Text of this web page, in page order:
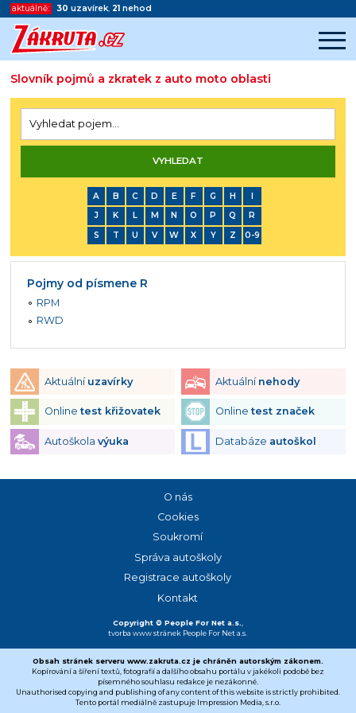
aktuálně: 30 uzavírek, 21 nehod
Slovník pojmů a zkratek z auto moto oblasti
Konec reklamy
A B C D E F G H
I
J
K L M N O P Q
R
S
T U V W X Y Z 0-9
Pojmy od písmene R
RPM
RWD
Aktuální uzavírky Aktuální nehody
Onlinetest křižovatek Onlinetest značek
Autoškola výuka Databáze autoškol
Copyright © People For Net a.s.
tvorba www stránek People For Net a.s.
O nás
Cookies
Soukromí
Správa autoškoly
Registrace autoškoly
Kontakt
Obsah stránek serveru www.zakruta.cz je chráněn autorským zákonem.
Kopírování a šíření textů, fotografií a dalšího obsahu portálu v jakékoli podobě bez
písemného souhlasu redakce je nezákonné.
Unauthorised copying and publishing of any content of this website is strictly prohibited.
Tento portál mediálně zastupuje Impression Media, s.r.o.